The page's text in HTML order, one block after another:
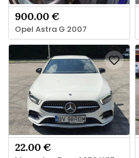
900.00 €
Opel Astra G 2007
22.00 €